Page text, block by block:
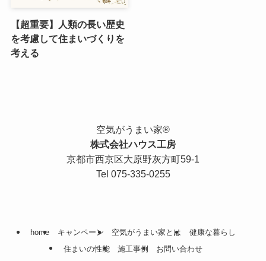
【超重要】人類の長い歴史
を考慮して住まいづくりを
考える
空気がうまい家®︎
株式会社ハウス工房
京都市西京区大原野灰方町59-1
Tel 075-335-0255
home キャンペーン 空気がうまい家とは
健康な暮らし
住まいの性能
施工事例 お問い合わせ